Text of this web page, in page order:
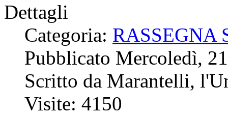
Dettagli
Categoria: RASSEGNA
Pubblicato Mercoledì,
Scritto da Marantelli,
Visite: 4150